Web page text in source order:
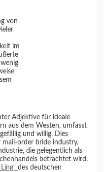
von
im
Adjektive für ideale
aus dem Westen, umfasst
und willig. Dies
order bride industry,
die gelegentlich als
betrachtet wird.
Ling“des deutschen